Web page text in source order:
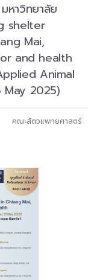
หาวิทยาลัย
shelter
Mai,
and health
Animal
May 2025)
คณะสัตวแพทยศาสตร์